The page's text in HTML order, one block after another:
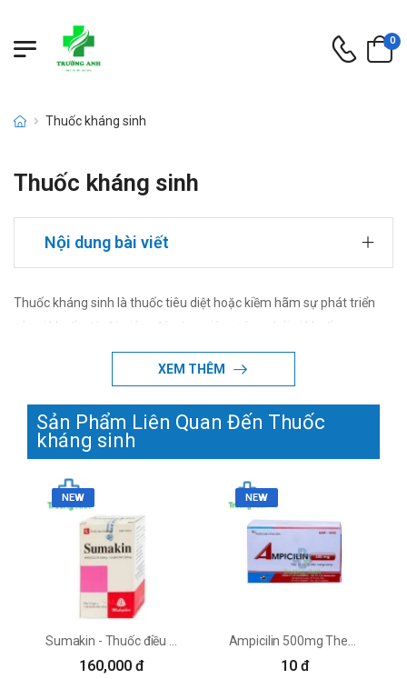
0
Thuốc kháng sinh
Thuốc kháng sinh
Nội dung bài viết
Thuốc kháng sinh là thuốc tiêu diệt hoặc kiềm hãm sự phát triển
của vi khuẩn, từ đó giảm đáp ứng viêm gây ra bởi vi khuẩn.
XEM THÊM
Sản Phẩm Liên Quan Đến Thuốc
kháng sinh
NEW
160,000 đ
NEW
10 đ